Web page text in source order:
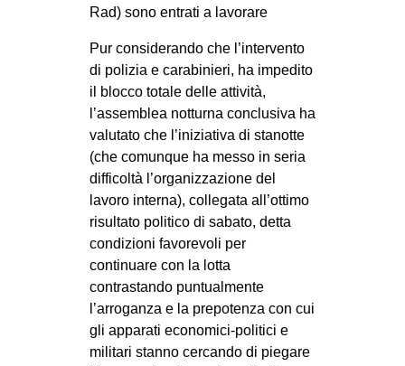
Rad) sono entrati a lavorare
Pur considerando che l’intervento
di polizia e carabinieri, ha impedito
il blocco totale delle attività,
l’assemblea notturna conclusiva ha
valutato che l’iniziativa di stanotte
(che comunque ha messo in seria
difficoltà l’organizzazione del
lavoro interna), collegata all’ottimo
risultato politico di sabato, detta
condizioni favorevoli per
continuare con la lotta
contrastando puntualmente
l’arroganza e la prepotenza con cui
gli apparati economici-politici e
militari stanno cercando di piegare